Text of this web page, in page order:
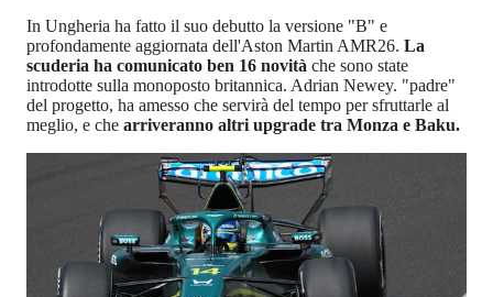
In Ungheria ha fatto il suo debutto la versione "B" e
profondamente aggiornata dell'Aston Martin AMR26. La
scuderia ha comunicato ben 16 novità che sono state
introdotte sulla monoposto britannica. Adrian Newey. "padre"
del progetto, ha amesso che servirà del tempo per sfruttarle al
meglio, e che arriveranno altri upgrade tra Monza e Baku.